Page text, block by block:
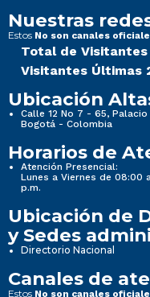
Nuestras
Estos No son canales
Total de Visitantes
Visitantes Últimas
Ubicación
Calle 12 No 7 - 65,
Bogotá - Colombia
Horarios de
Atención Presencial:
Lunes a Viernes de 08:00
p.m.
Ubicación de
y Sedes
Directorio Nacional
Canales de
Estos No son canales